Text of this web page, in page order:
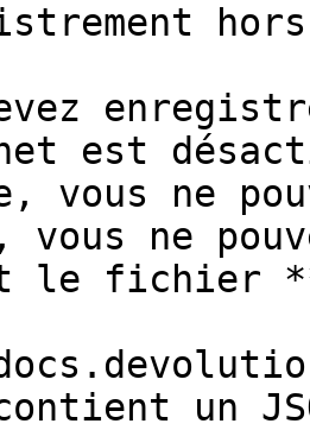
est
vous ne
vous ne
le fichier
un